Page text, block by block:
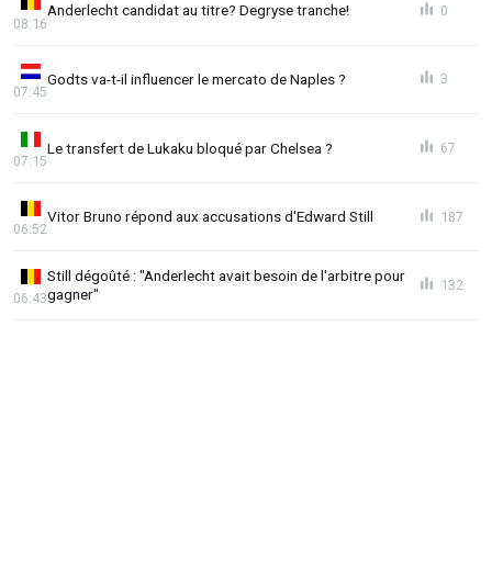
Anderlecht candidat au titre? Degryse tranche!
08:16
0
Godts va-t-il influencer le mercato de Naples ?
07:45
3
Le transfert de Lukaku bloqué par Chelsea ?
07:15
67
Vitor Bruno répond aux accusations d'Edward Still
06:52
187
Still dégoûté : "Anderlecht avait besoin de l'arbitre pour
gagner"
06:43
132